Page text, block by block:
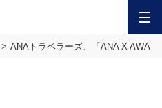
ANAトラベラーズ、「ANA X